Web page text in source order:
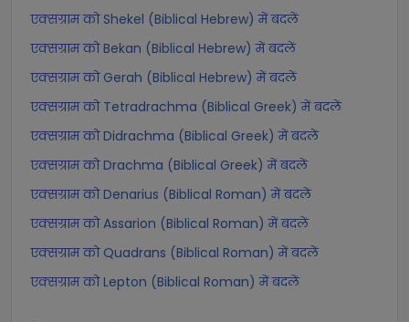
एक्सग्राम को Shekel (Biblical Hebrew) में बदलें
एक्सग्राम को Bekan (Biblical Hebrew) में बदलें
एक्सग्राम को Gerah (Biblical Hebrew) में बदलें
एक्सग्राम को Tetradrachma (Biblical Greek) में बदलें
एक्सग्राम को Didrachma (Biblical Greek) में बदलें
एक्सग्राम को Drachma (Biblical Greek) में बदलें
एक्सग्राम को Denarius (Biblical Roman) में बदलें
एक्सग्राम को Assarion (Biblical Roman) में बदलें
एक्सग्राम को Quadrans (Biblical Roman) में बदलें
एक्सग्राम को Lepton (Biblical Roman) में बदलें